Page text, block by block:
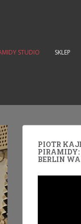
STUDIO SKLEP
PIOTR
PIRAMIDY:
BERLIN